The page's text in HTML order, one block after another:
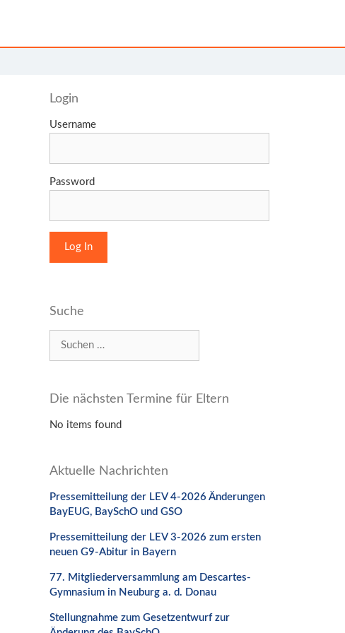
Login
Username
Password
Suche
Die nächsten Termine für Eltern
No items found
Aktuelle Nachrichten
Pressemitteilung der LEV 4-2026 Änderungen
BayEUG, BaySchO und GSO
Pressemitteilung der LEV 3-2026 zum ersten
neuen G9-Abitur in Bayern
77. Mitgliederversammlung am Descartes-
Gymnasium in Neuburg a. d. Donau
Stellungnahme zum Gesetzentwurf zur